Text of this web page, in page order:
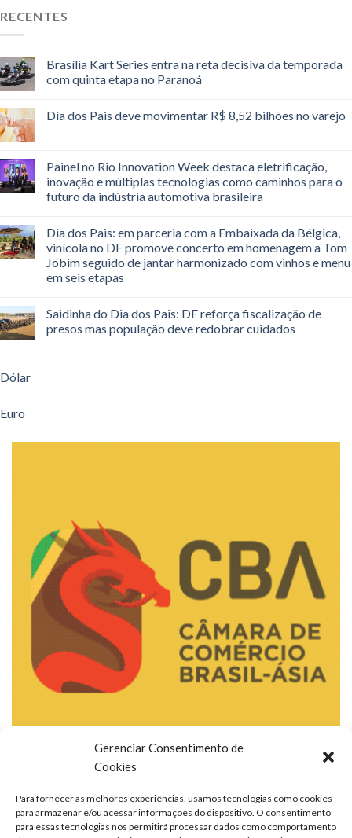
Gerenciar Consentimento de
Cookies
Para fornecer as melhores experiências, usamos tecnologias como cookies
para armazenar e/ou acessar informações do dispositivo. O consentimento
para essas tecnologias nos permitirá processar dados como comportamento
RECENTES
Brasília Kart Series entra na reta decisiva da temporada
com quinta etapa no Paranoá
Dia dos Pais deve movimentar R$ 8,52 bilhões no varejo
Painel no Rio Innovation Week destaca eletrificação,
inovação e múltiplas tecnologias como caminhos para o
futuro da indústria automotiva brasileira
Dia dos Pais: em parceria com a Embaixada da Bélgica,
vinícola no DF promove concerto em homenagem a Tom
Jobim seguido de jantar harmonizado com vinhos e menu
em seis etapas
Saidinha do Dia dos Pais: DF reforça fiscalização de
presos mas população deve redobrar cuidados
Dólar
Euro